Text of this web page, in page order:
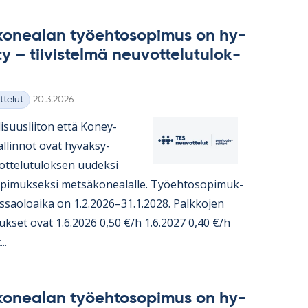
työ­eh­to­so­pi­mus on hy­
– tii­vis­telmä neu­vot­te­lu­tu­lok­
Kirjoitettu
20.3.2026
että Ko­ney­
ovat hy­väk­sy­
uu­deksi
met­sä­ko­nea­lalle. Työ­eh­to­so­pi­muk­
on 1.2.2026–31.1.2028. Palk­ko­jen
ovat 1.6.2026 0,50 €/h 1.6.2027 0,40 €/h
työ­eh­to­so­pi­mus on hy­